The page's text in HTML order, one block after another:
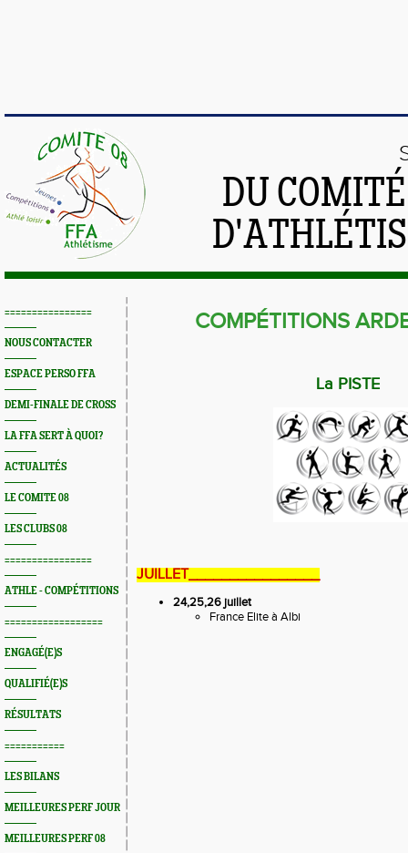
DU
================
NOUS CONTACTER
ESPACE PERSO FFA
DEMI-FINALE DE CROSS
LA FFA SERT À QUOI?
ACTUALITÉS
LE COMITE 08
LES CLUBS 08
================
ATHLE - COMPÉTITIONS
==================
ENGAGÉ(E)S
QUALIFIÉ(E)S
RÉSULTATS
===========
LES BILANS
MEILLEURES PERF JOUR
MEILLEURES PERF 08
COMPÉTITIONS
La PISTE
JUILLET________________
24,25,26 juillet
France Elite à Albi